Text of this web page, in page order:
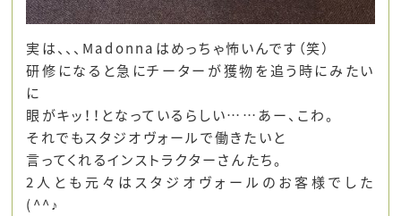
実は、、、Madonnaはめっちゃ怖いんです（笑）
研修になると急にチーターが獲物を追う時にみたい
に
眼がキッ！！となっているらしい……あー、こわ。
それでもスタジオヴォールで働きたいと
言ってくれるインストラクターさんたち。
2人とも元々はスタジオヴォールのお客様でした
(^^♪